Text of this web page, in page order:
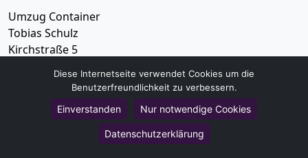
Umzug Container
Tobias Schulz
Kirchstraße 5
info@umzug-container.de
Diese Internetseite verwendet Cookies um die
Benutzerfreundlichkeit zu verbessern.
Einverstanden Nur notwendige Cookies
Datenschutzerklärung